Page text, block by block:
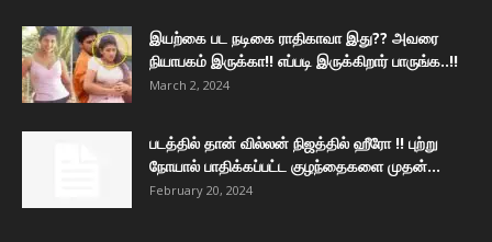
இயற்கை பட நடிகை ராதிகாவா இது?? அவரை
நியாபகம் இருக்கா!! எப்படி இருக்கிறார் பாருங்க..!!
March 2, 2024
படத்தில் தான் வில்லன் நிஜத்தில் ஹீரோ !! புற்று
நோயால் பாதிக்கப்பட்ட குழந்தைகளை முதன்...
February 20, 2024